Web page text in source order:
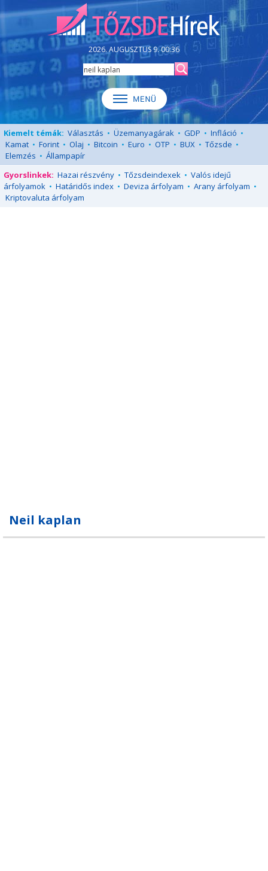
2026. AUGUSZTUS 9. 00:36
Kiemelt témák: Választás • Üzemanyagárak • GDP • Infláció •
Kamat • Forint • Olaj • Bitcoin • Euro • OTP • BUX • Tőzsde •
Elemzés • Állampapír
Gyorslinkek: Hazai részvény • Tőzsdeindexek • Valós idejű
árfolyamok • Határidős index • Deviza árfolyam • Arany árfolyam •
Kriptovaluta árfolyam
Neil kaplan